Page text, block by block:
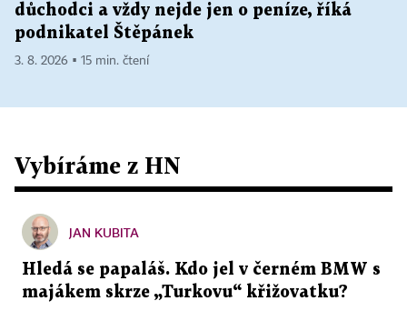
důchodci a vždy nejde jen o peníze, říká
podnikatel Štěpánek
3. 8. 2026 ▪ 15 min. čtení
Vybíráme z HN
JAN KUBITA
Hledá se papaláš. Kdo jel v černém BMW s
majákem skrze „Turkovu“ křižovatku?